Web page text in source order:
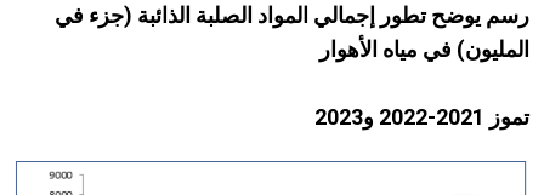
رسم يوضح تطور إجمالي المواد الصلبة الذائبة (جزء في
المليون) في مياه الأهوار
تموز 2021
-
2022 و2023